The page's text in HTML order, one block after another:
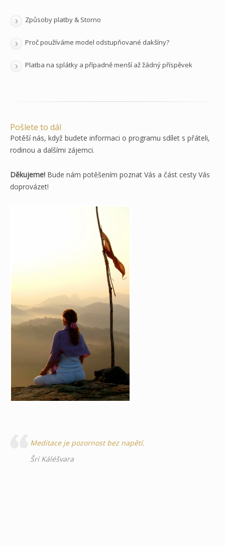
Způsoby platby & Storno
Proč používáme model odstupňované dakšíny?
Platba na splátky a případně menší až žádný příspěvek
Pošlete to dál
Potěší nás, když budete informaci o programu sdílet s přáteli,
rodinou a dalšími zájemci.
Děkujeme! Bude nám potěšením poznat Vás a část cesty Vás
doprovázet!
Meditace je pozornost bez napětí.
Šrí Káléšvara